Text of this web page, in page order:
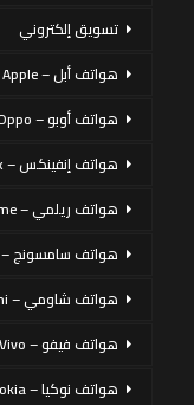
تسويق إلكتروني
هواتف أبل – Apple
هواتف أوبو – Oppo
هواتف إنفينكس – Infinix
هواتف ريلمي – Realme
هواتف سامسونج – Samsung
هواتف شاومي – Xiaomi
هواتف فيفو – Vivo
هواتف نوكيا – Nokia